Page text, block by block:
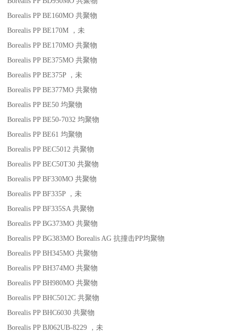
Borealis PP BE160MO 共聚物
Borealis PP BE170M
，未
Borealis PP BE170MO 共聚物
Borealis PP BE375MO 共聚物
Borealis PP BE375P
，未
Borealis PP BE377MO 共聚物
Borealis PP BE50 均聚物
Borealis PP BE50-7032 均聚物
Borealis PP BE61 均聚物
Borealis PP BEC5012 共聚物
Borealis PP BEC50T30 共聚物
Borealis PP BF330MO 共聚物
Borealis PP BF335P
，未
Borealis PP BF335SA 共聚物
Borealis PP BG373MO 共聚物
Borealis PP BG383MO Borealis AG 抗撞击PP均聚物
Borealis PP BH345MO 共聚物
Borealis PP BH374MO 共聚物
Borealis PP BH980MO 共聚物
Borealis PP BHC5012C 共聚物
Borealis PP BHC6030 共聚物
Borealis PP BJ062UB-8229
，未